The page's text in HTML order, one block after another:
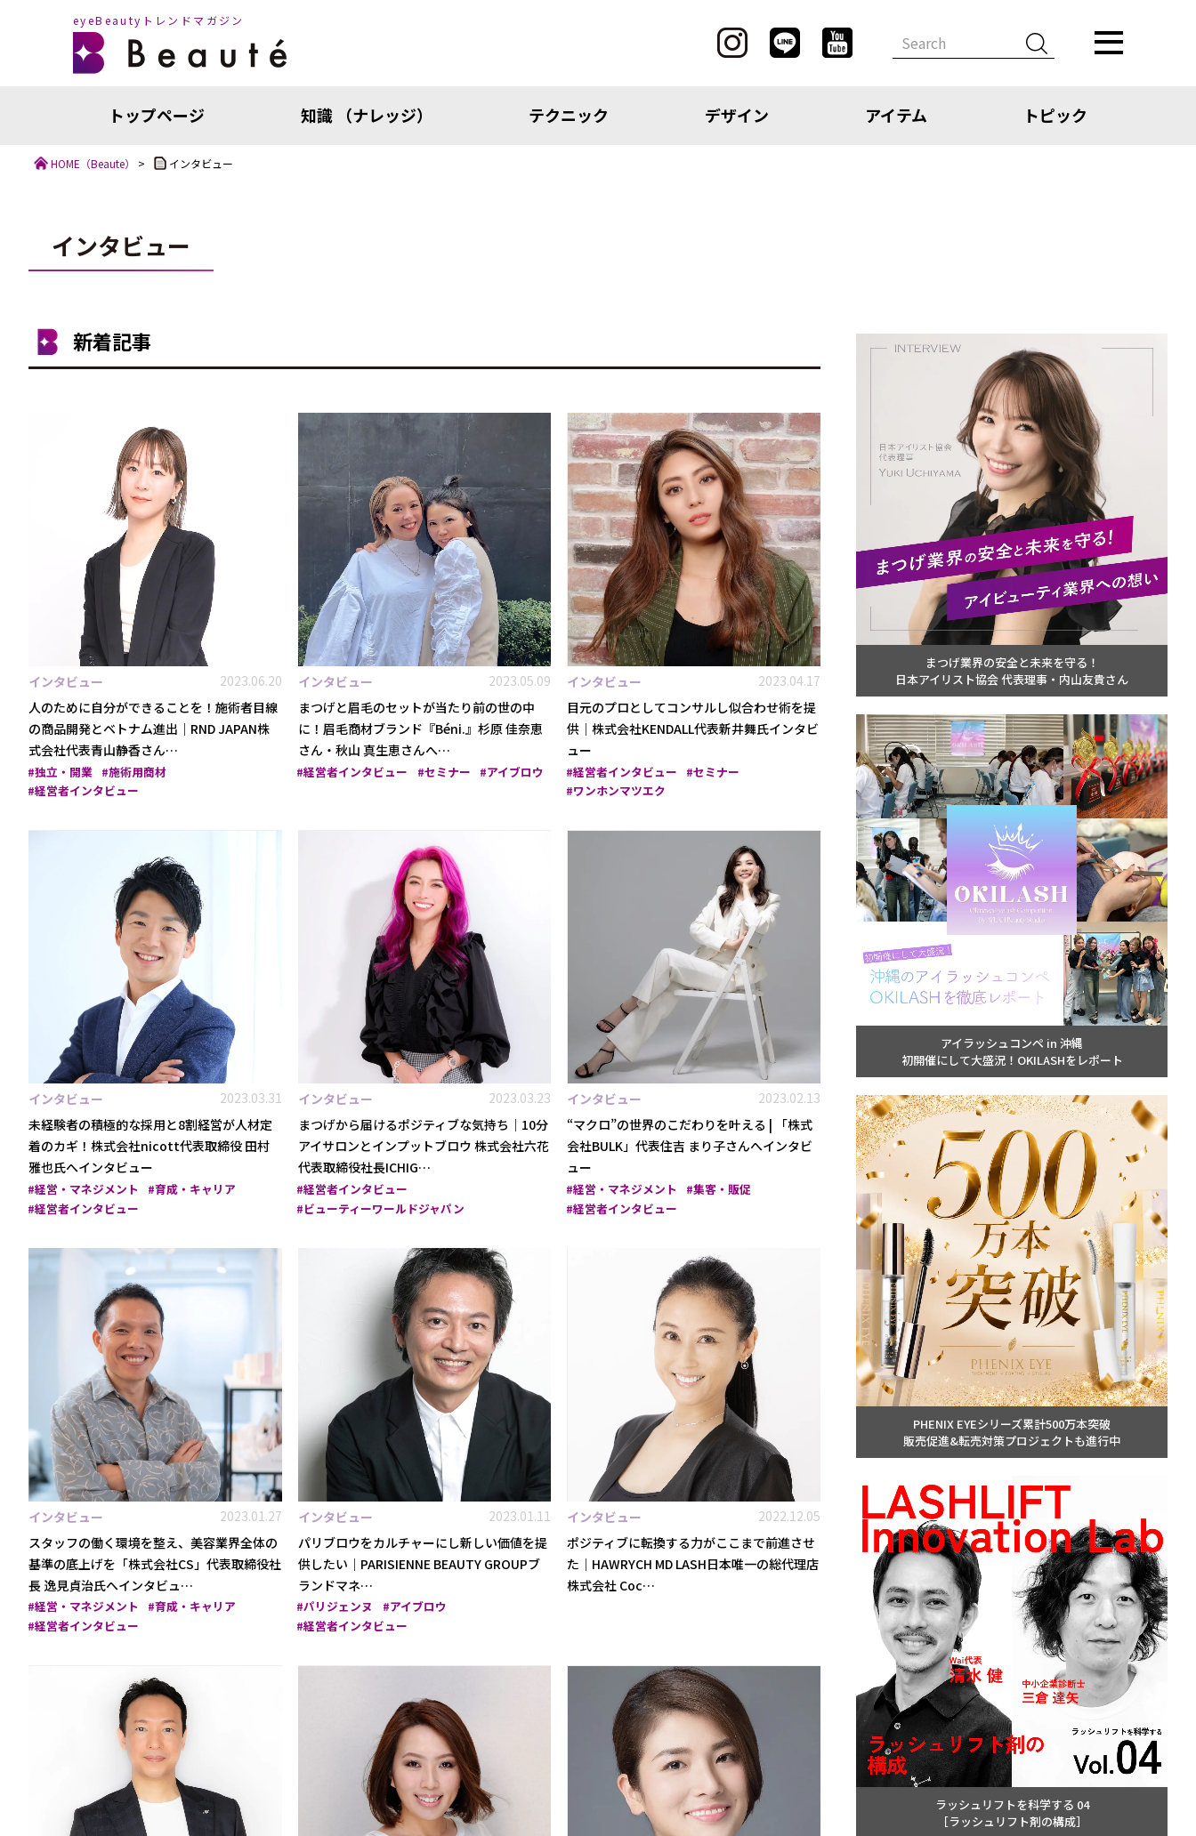
アイテム トピック
利用規約 お問い合わせ 広告掲載 プライバシーポリシー
Official Social account
eyeBeautyトレンドマガジン
トップページ 知識 （ナレッジ） テクニック デザイン アイテム トピック
HOME （Beaute） > インタビュー
インタビュー
新着記事
インタビュー
2023.06.20
人のために自分ができることを！施術者目線
の商品開発とベトナム進出｜RND JAPAN株
式会社代表青山静香さん…
独立・開業
施術用商材
経営者インタビュー
インタビュー
2023.05.09
まつげと眉毛のセットが当たり前の世の中
に！眉毛商材ブランド『Béni.』杉原 佳奈恵
さん・秋山 真生恵さんへ…
経営者インタビュー セミナー アイブロウ
インタビュー
2023.04.17
目元のプロとしてコンサルし似合わせ術を提
供｜株式会社KENDALL代表新井舞氏インタビ
ュー
経営者インタビュー
セミナー
ワンホンマツエク
インタビュー
2023.03.31
未経験者の積極的な採用と8割経営が人材定
着のカギ！株式会社nicott代表取締役 田村
雅也氏へインタビュー
経営・マネジメント
育成・キャリア
経営者インタビュー
インタビュー
2023.03.23
まつげから届けるポジティブな気持ち｜10分
アイサロンとインプットブロウ 株式会社六花
代表取締役社長ICHIG…
経営者インタビュー
ビューティーワールドジャパン
インタビュー
2023.02.13
“マクロ”の世界のこだわりを叶える | 「株式
会社BULK」代表住吉 まり子さんへインタビ
ュー
経営・マネジメント
集客・販促
経営者インタビュー
インタビュー
2023.01.27
スタッフの働く環境を整え、美容業界全体の
基準の底上げを「株式会社CS」代表取締役社
長 逸見貞治氏へインタビュ…
経営・マネジメント
育成・キャリア
経営者インタビュー
インタビュー
2023.01.11
パリブロウをカルチャーにし新しい価値を提
供したい｜PARISIENNE BEAUTY GROUPブ
ランドマネ…
パリジェンヌ
アイブロウ
経営者インタビュー
インタビュー
2022.12.05
ポジティブに転換する力がここまで前進させ
た｜HAWRYCH MD LASH日本唯一の総代理店
株式会社 Coc…
まつげ業界の安全と未来を守る！
日本アイリスト協会 代表理事・内山友貴さん
アイラッシュコンペ in 沖縄
初開催にして大盛況！OKILASHをレポート
PHENIX EYEシリーズ累計500万本突破
販売促進&転売対策プロジェクトも進行中
ラッシュリフトを科学する 04
［ラッシュリフト剤の構成］